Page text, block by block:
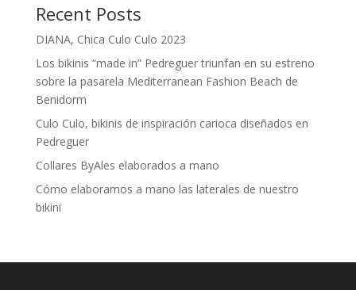
Recent Posts
DIANA, Chica Culo Culo 2023
Los bikinis “made in” Pedreguer triunfan en su estreno
sobre la pasarela Mediterranean Fashion Beach de
Benidorm
Culo Culo, bikinis de inspiración carioca diseñados en
Pedreguer
Collares ByAles elaborados a mano
Cómo elaboramos a mano las laterales de nuestro
bikini